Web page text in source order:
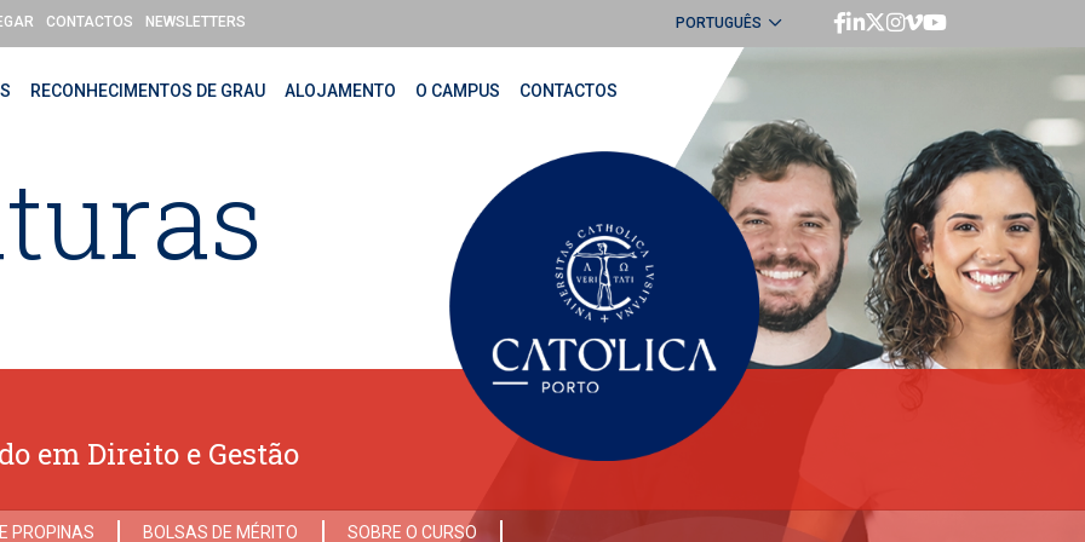
CONTACTOS NEWSLETTERS PORTUGUÊS
ENGLISH
RECONHECIMENTOS DE GRAU ALOJAMENTO O CAMPUS CONTACTOS
em Direito e Gestão
PROPINAS BOLSAS DE MÉRITO SOBRE O CURSO